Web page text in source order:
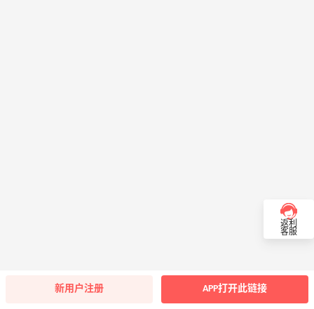
返利
客服
新用户注册 APP打开此链接